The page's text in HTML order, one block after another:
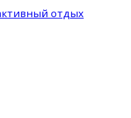
отдых